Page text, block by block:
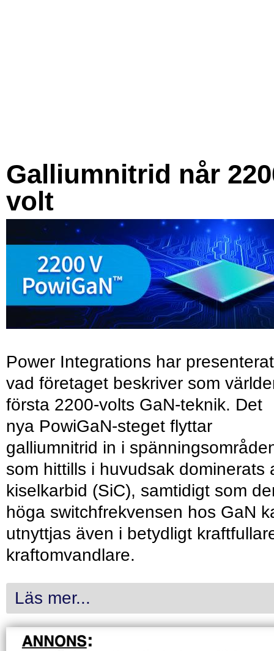
Galliumnitrid når
volt
Power Integrations har presenterat
vad företaget beskriver som
första 2200-volts GaN-teknik. Det
nya PowiGaN-steget flyttar
galliumnitrid in i
som hittills i huvudsak dominerats
kiselkarbid (SiC), samtidigt som
höga switchfrekvensen hos GaN
utnyttjas även i betydligt
kraftomvandlare.
Läs mer...